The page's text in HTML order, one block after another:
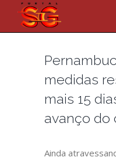
medidas
mais 15
avanço do
Ainda